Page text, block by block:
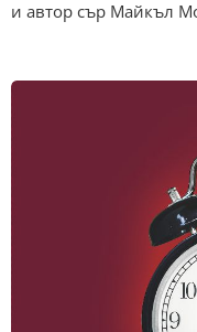
и автор сър Майкъл